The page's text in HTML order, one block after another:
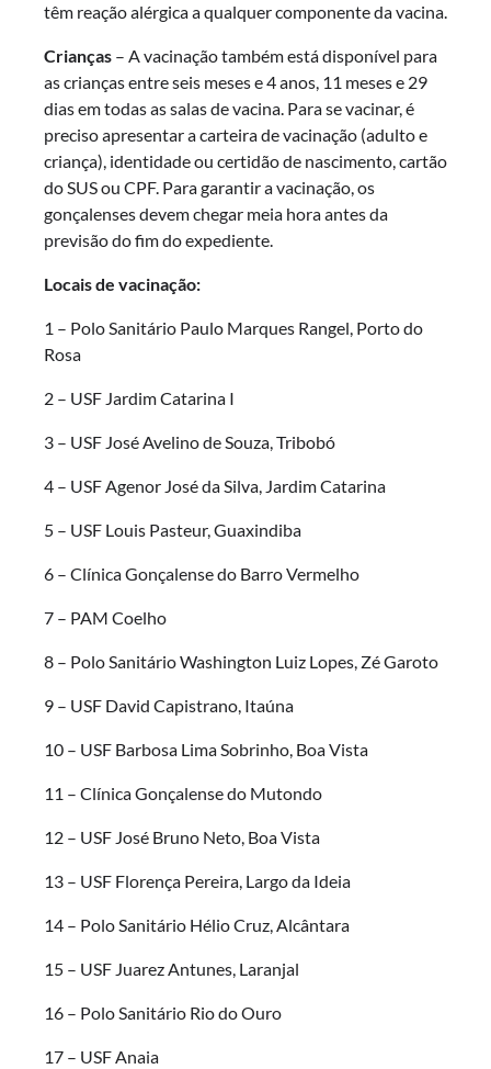
têm reação alérgica a qualquer componente da vacina.
Crianças – A vacinação também está disponível para
as crianças entre seis meses e 4 anos, 11 meses e 29
dias em todas as salas de vacina. Para se vacinar, é
preciso apresentar a carteira de vacinação (adulto e
criança), identidade ou certidão de nascimento, cartão
do SUS ou CPF. Para garantir a vacinação, os
gonçalenses devem chegar meia hora antes da
previsão do fim do expediente.
Locais de vacinação:
1 – Polo Sanitário Paulo Marques Rangel, Porto do
Rosa
2 – USF Jardim Catarina I
3 – USF José Avelino de Souza, Tribobó
4 – USF Agenor José da Silva, Jardim Catarina
5 – USF Louis Pasteur, Guaxindiba
6 – Clínica Gonçalense do Barro Vermelho
7 – PAM Coelho
8 – Polo Sanitário Washington Luiz Lopes, Zé Garoto
9 – USF David Capistrano, Itaúna
10 – USF Barbosa Lima Sobrinho, Boa Vista
11 – Clínica Gonçalense do Mutondo
12 – USF José Bruno Neto, Boa Vista
13 – USF Florença Pereira, Largo da Ideia
14 – Polo Sanitário Hélio Cruz, Alcântara
15 – USF Juarez Antunes, Laranjal
16 – Polo Sanitário Rio do Ouro
17 – USF Anaia